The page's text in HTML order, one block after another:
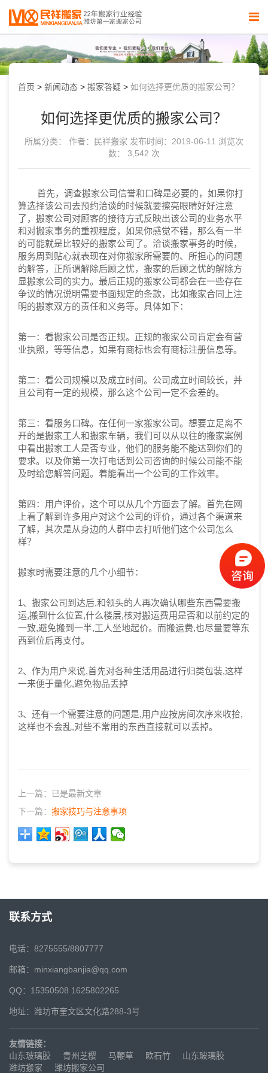
首页 > 新闻动态 > 搬家答疑 > 如何选择更优质的搬家公司？
如何选择更优质的搬家公司？
所属分类： 作者：民祥搬家 发布时间：2019-06-11 浏览次
数： 3,542 次
首先，调查搬家公司信誉和口碑是必要的，如果你打
算选择该公司去预约洽谈的时候就要擦亮眼睛好好注意
了，搬家公司对顾客的接待方式反映出该公司的业务水平
和对搬家事务的重视程度，如果你感觉不错，那么有一半
的可能就是比较好的搬家公司了。洽谈搬家事务的时候，
服务周到贴心就表现在对你搬家所需要的、所担心的问题
的解答，正所谓解除后顾之忧，搬家的后顾之忧的解除方
显搬家公司的实力。最后正规的搬家公司都会在一些存在
争议的情况说明需要书面规定的条款，比如搬家合同上注
明的搬家双方的责任和义务等。具体如下：
第一：看搬家公司是否正规。正规的搬家公司肯定会有营
业执照，等等信息，如果有商标也会有商标注册信息等。
第二：看公司规模以及成立时间。公司成立时间较长，并
且公司有一定的规模，那么这个公司一定不会差的。
第三：看服务口碑。在任何一家搬家公司。想要立足离不
开的是搬家工人和搬家车辆，我们可以从以往的搬家案例
中看出搬家工人是否专业，他们的服务能不能达到你们的
要求。以及你第一次打电话到公司咨询的时候公司能不能
及时给您解答问题。着能看出一个公司的工作效率。
第四：用户评价，这个可以从几个方面去了解。首先在网
上看了解到许多用户对这个公司的评价，通过各个渠道来
了解，其次是从身边的人群中去打听他们这个公司怎么
样？
搬家时需要注意的几个小细节：
1、搬家公司到达后,和领头的人再次确认哪些东西需要搬
运,搬到什么位置,什么楼层,核对搬运费用是否和以前约定的
一致,避免搬到一半,工人坐地起价。而搬运费,也尽量要等东
西到位后再支付。
2、作为用户来说,首先对各种生活用品进行归类包装,这样
一来便于量化,避免物品丢掉
3、还有一个需要注意的问题是,用户应按房间次序来收拾,
这样也不会乱,对些不常用的东西直接就可以丢掉。
上一篇： 已是最新文章
下一篇： 搬家技巧与注意事项
联系方式
电话：8275555/8807777
邮箱：minxiangbanjia@qq.com
QQ：15350508 1625802265
地址：潍坊市奎文区文化路288-3号
友情链接：
山东玻璃胶
青州芝樱 马鞭草 欧石竹
山东玻璃胶
潍坊搬家
潍坊搬家公司